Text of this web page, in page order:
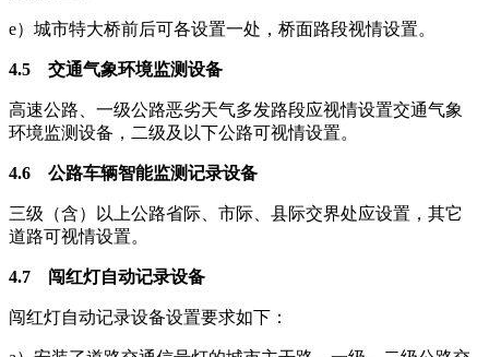
e）城市特大桥前后可各设置一处，桥面路段视情设置。
4.5 交通气象环境监测设备
高速公路、一级公路恶劣天气多发路段应视情设置交通气象
环境监测设备，二级及以下公路可视情设置。
4.6 公路车辆智能监测记录设备
三级（含）以上公路省际、市际、县际交界处应设置，其它
道路可视情设置。
4.7 闯红灯自动记录设备
闯红灯自动记录设备设置要求如下：